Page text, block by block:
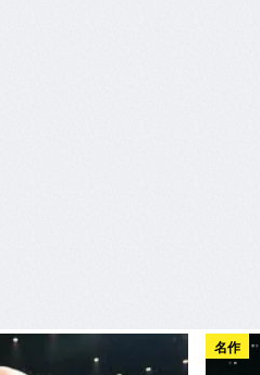
名作